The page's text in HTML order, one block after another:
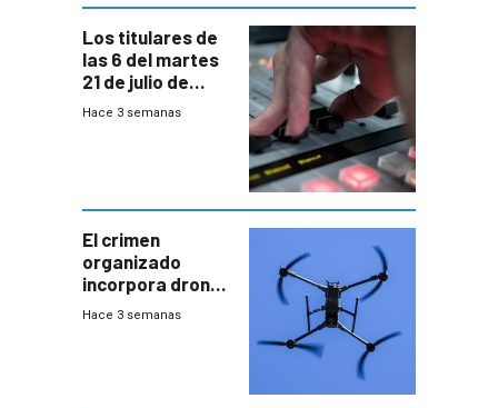
Los titulares de
las 6 del martes
21 de julio de
2026
Hace 3 semanas
El crimen
organizado
incorpora drones
y abre un nuevo
Hace 3 semanas